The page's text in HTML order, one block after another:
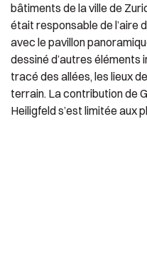
bâtiments de la ville de
était responsable de l’aire
avec le pavillon
dessiné d’autres
tracé des allées, les lieux
terrain. La contribution de
Heiligfeld s’est limitée aux